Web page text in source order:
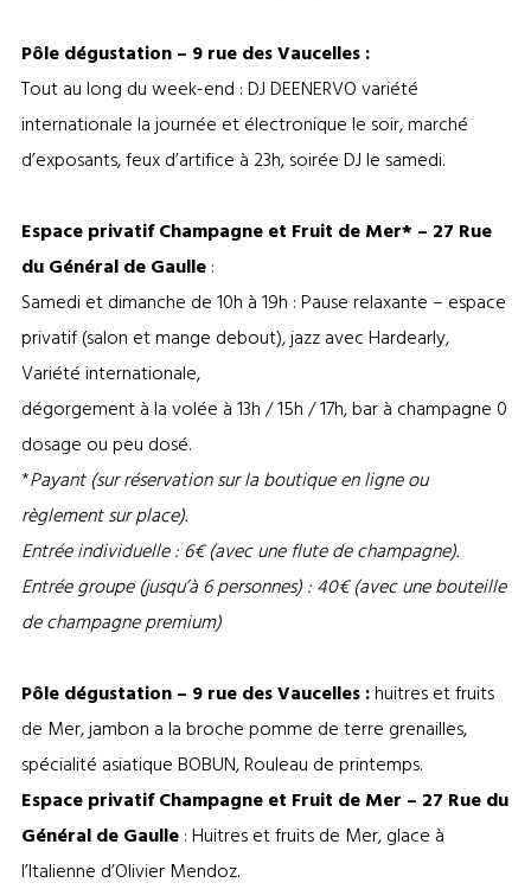
Pôle dégustation – 9 rue des Vaucelles :
Tout au long du week-end : DJ DEENERVO variété
internationale la journée et électronique le soir, marché
d’exposants, feux d’artifice à 23h, soirée DJ le samedi.
Espace privatif Champagne et Fruit de Mer* – 27 Rue
du Général de Gaulle:
Samedi et dimanche de 10h à 19h : Pause relaxante – espace
privatif (salon et mange debout), jazz avec Hardearly,
Variété internationale,
dégorgement à la volée à 13h / 15h / 17h, bar à champagne 0
dosage ou peu dosé.
*Payant (sur réservation sur la boutique en ligne ou
règlement sur place).
Entrée individuelle : 6€ (avec une flute de champagne).
Entrée groupe (jusqu’à6 personnes) : 40€ (avec une bouteille
de champagne premium)
Pôle dégustation – 9 rue des Vaucelles :huitres et fruits
de Mer, jambon a la broche pomme de terre grenailles,
spécialité asiatique BOBUN, Rouleau de printemps.
Espace privatif Champagne et Fruit de Mer – 27 Rue du
Général de Gaulle: Huitres et fruits de Mer, glace à
l’Italienne d’Olivier Mendoz.